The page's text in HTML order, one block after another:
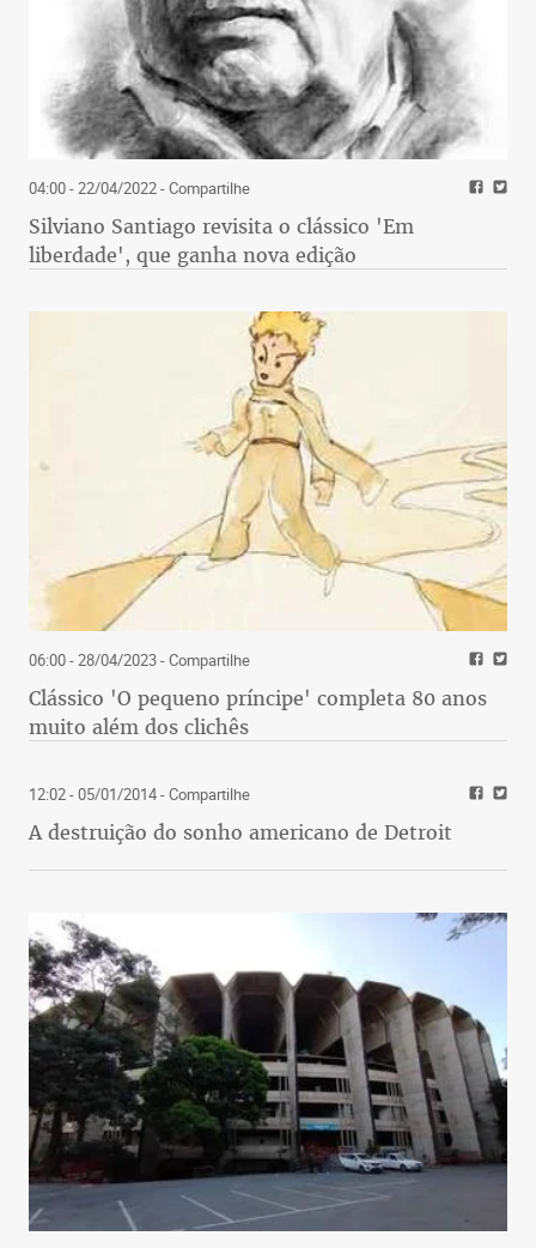
04:00 - 22/04/2022- Compartilhe
Silviano Santiago revisita o clássico 'Em
liberdade', que ganha nova edição
06:00 - 28/04/2023- Compartilhe
Clássico 'O pequeno príncipe' completa 80 anos
muito além dos clichês
12:02 - 05/01/2014- Compartilhe
A destruição do sonho americano de Detroit